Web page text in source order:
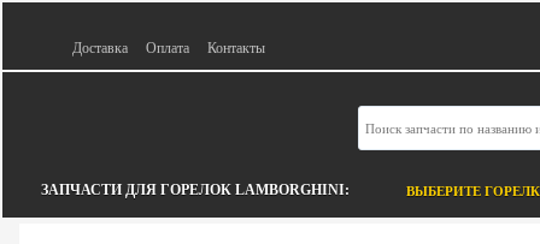
Доставка Оплата Контакты
ЗАПЧАСТИ ДЛЯ ГОРЕЛОК LAMBORGHINI: ВЫБЕРИТЕ